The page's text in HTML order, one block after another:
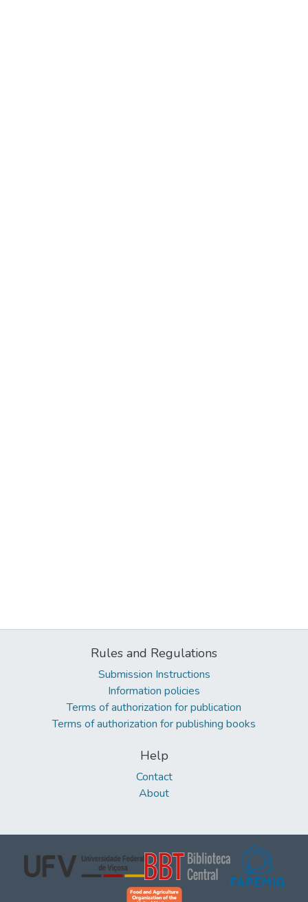
Rules and Regulations
Submission Instructions
Information policies
Terms of authorization for publication
Terms of authorization for publishing books
Help
Contact
About